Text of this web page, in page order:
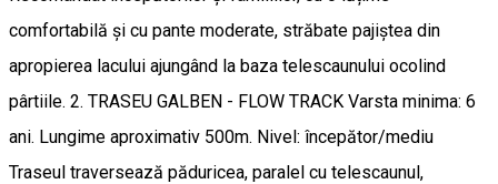
comfortabilă și cu pante moderate, străbate pajiștea din
apropierea lacului ajungând la baza telescaunului ocolind
pârtiile. 2. TRASEU GALBEN - FLOW TRACK Varsta minima: 6
ani. Lungime aproximativ 500m. Nivel: începător/mediu
Traseul traversează păduricea, paralel cu telescaunul,